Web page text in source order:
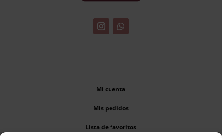
Mi cuenta
Mis pedidos
Lista de favoritos